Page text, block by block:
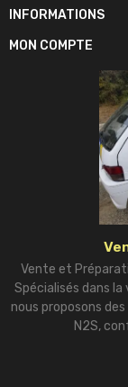
INFORMATIONS
MON COMPTE
Vente et
Spécialisés dans
nous proposons
N2S,